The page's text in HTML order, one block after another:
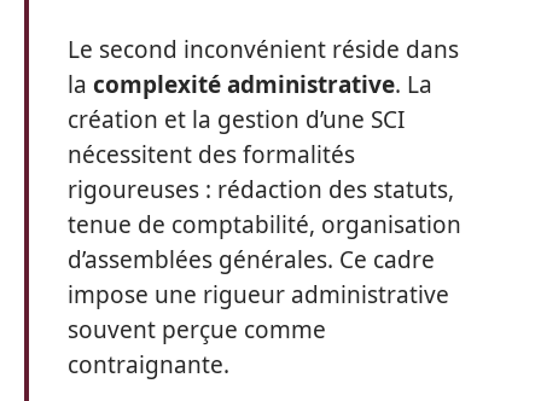
Le second inconvénient réside dans
la complexité administrative. La
création et la gestion d’une SCI
nécessitent des formalités
rigoureuses : rédaction des statuts,
tenue de comptabilité, organisation
d’assemblées générales. Ce cadre
impose une rigueur administrative
souvent perçue comme
contraignante.